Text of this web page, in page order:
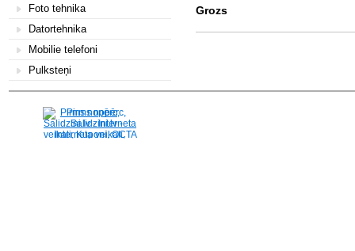
Foto tehnika
Datortehnika
Mobilie telefoni
Pulksteņi
Grozs
Pirms nopērc,
Salidzini.lv - Interneta
veikali, Kuponi, OCTA